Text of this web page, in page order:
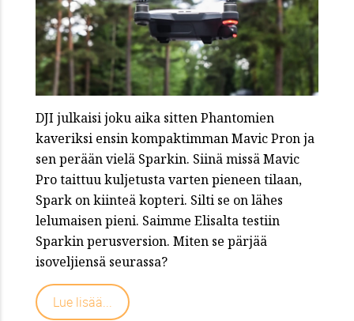
DJI julkaisi joku aika sitten Phantomien
kaveriksi ensin kompaktimman Mavic Pron ja
sen perään vielä Sparkin. Siinä missä Mavic
Pro taittuu kuljetusta varten pieneen tilaan,
Spark on kiinteä kopteri. Silti se on lähes
lelumaisen pieni. Saimme Elisalta testiin
Sparkin perusversion. Miten se pärjää
isoveljiensä seurassa?
Lue lisää...